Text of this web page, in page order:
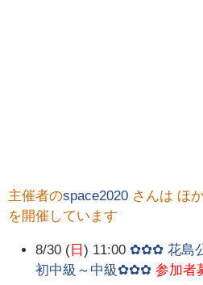
主催者のspace2020 さんは ほ
を開催しています
8/30 ( 日) 11:00 ✿✿✿ 花島
初中級～中級✿✿✿ 参加者